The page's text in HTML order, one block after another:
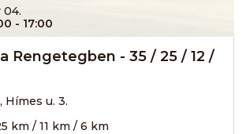
04.
- 17:00
Rengetegben - 35 / 25 / 12 /
Hímes u. 3.
km / 11 km / 6 km